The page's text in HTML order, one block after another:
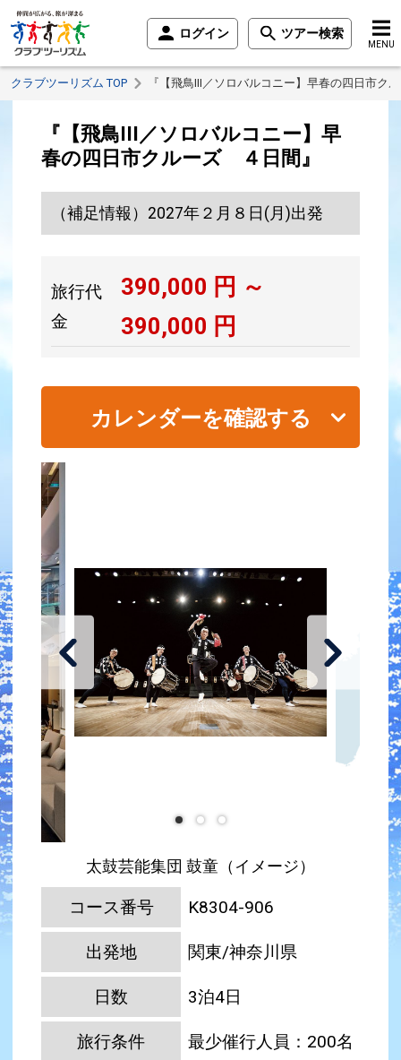
ログイン ツアー検索
MENU
クラブツーリズム TOP 『【飛鳥III／ソロバルコニー】早春の四日市
『【飛鳥III／ソロバルコニー】早
春の四日市クルーズ ４日間』
（補足情報）2027年２月８日(月)出発
旅行代
金
390,000 円 ～
390,000 円
カレンダーを確認する
太鼓芸能集団 鼓童（イメージ）
コース番号 K8304-906
出発地 関東/神奈川県
日数 3泊4日
旅行条件
最少催行人員：200名